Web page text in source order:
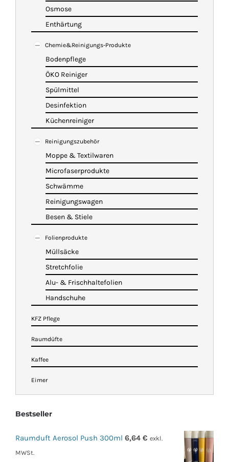
Osmose
Enthärtung
Chemie&Reinigungs-Produkte
Bodenpflege
ÖKO Reiniger
Spülmittel
Desinfektion
Küchenreiniger
Reinigungszubehör
Moppe & Textilwaren
Microfaserprodukte
Schwämme
Reinigungswagen
Besen & Stiele
Folienprodukte
Müllsäcke
Stretchfolie
Alu- & Frischhaltefolien
Handschuhe
KFZ Pflege
Raumdüfte
Kaffee
Eimer
Bestseller
Raumduft Aerosol Push 300ml 6,64 € exkl.
MWSt.